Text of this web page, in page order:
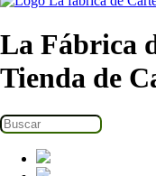
La Fábrica
Tienda de